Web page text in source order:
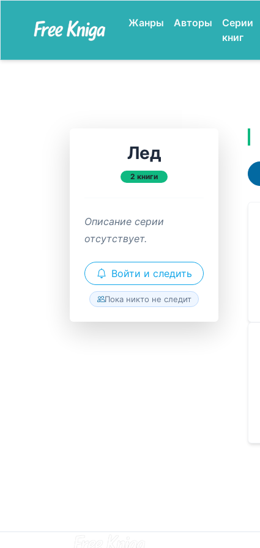
Жанры Авторы
Серии
книг
Лед
2 книги
Описание серии
отсутствует.
Войти и следить
Пока никто не следит